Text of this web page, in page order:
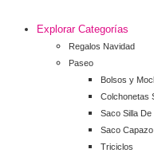
Explorar Categorías
Regalos Navidad
Paseo
Bolsos y
Colchonetas
Saco Silla De
Saco Capazo
Triciclos